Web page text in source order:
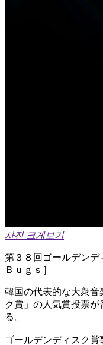
사진 크게보기
第３８回ゴールデン
Ｂｕｇｓ］
韓国の代表的な大衆音
ク賞」の人気賞投票
る。​
ゴールデンディスク